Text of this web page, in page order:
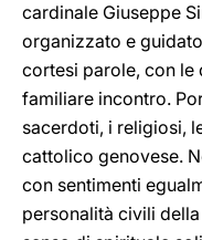
cardinale Giuseppe
organizzato e
cortesi parole, con le
familiare incontro.
sacerdoti, i religiosi,
cattolico genovese.
con sentimenti
personalità civili